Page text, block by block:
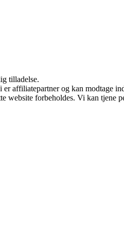
tilladelse.
affiliatepartner og kan modtage
website forbeholdes. Vi kan tjene